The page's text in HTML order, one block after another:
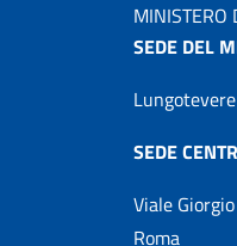
MINISTERO
SEDE DEL
SEDE
Viale
Roma